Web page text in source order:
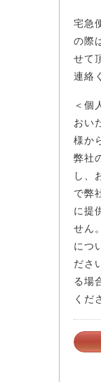
宅急
の際
せて
連絡
＜個
おい
様か
弊社
し、
で弊
に提
せん
につ
ださ
る場
くだ